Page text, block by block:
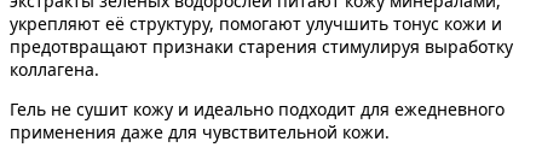
укрепляют её структуру, помогают улучшить тонус кожи и
предотвращают признаки старения стимулируя выработку
коллагена.
Гель не сушит кожу и идеально подходит для ежедневного
применения даже для чувствительной кожи.